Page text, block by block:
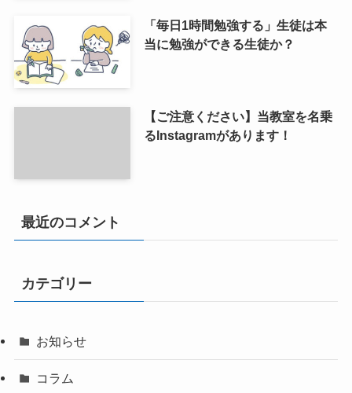
「毎日1時間勉強する」生徒は本
当に勉強ができる生徒か？
【ご注意ください】当教室を名乗
るInstagramがあります！
最近のコメント
カテゴリー
お知らせ
コラム